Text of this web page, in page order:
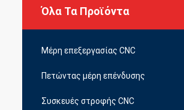
Όλα Τα Προϊόντα
Μέρη επεξεργασίας CNC
Πετώντας μέρη επένδυσης
Συσκευές στροφής CNC